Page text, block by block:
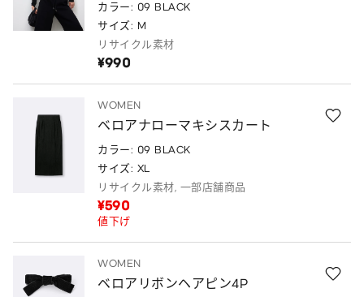
カラー: 09 BLACK
サイズ: M
リサイクル素材
¥990
WOMEN
ベロアナローマキシスカート
カラー: 09 BLACK
サイズ: XL
リサイクル素材, 一部店舗商品
¥590
値下げ
WOMEN
ベロアリボンヘアピン4P